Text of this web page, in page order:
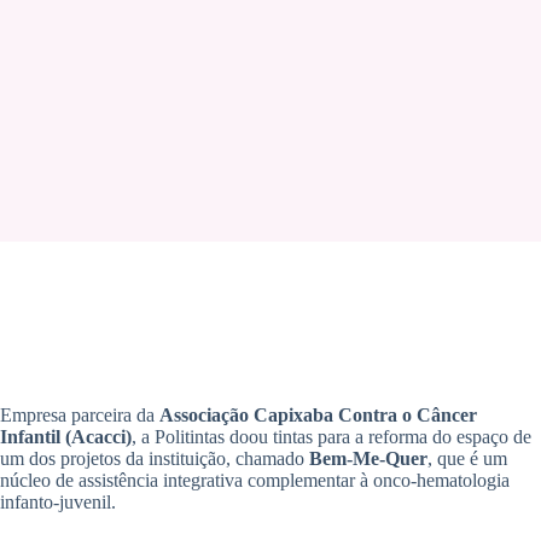
Empresa parceira da Associação Capixaba Contra o Câncer
Infantil (Acacci), a Politintas doou tintas para a reforma do espaço de
um dos projetos da instituição, chamado Bem-Me-Quer, que é um
núcleo de assistência integrativa complementar à onco-hematologia
infanto-juvenil.